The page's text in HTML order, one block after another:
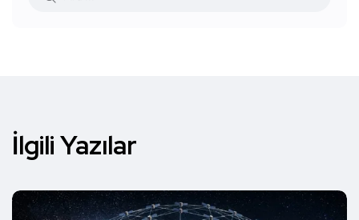
İlgili Yazılar